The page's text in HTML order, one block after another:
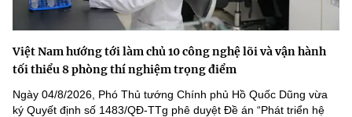
Việt Nam hướng tới làm chủ 10 công nghệ lõi và vận hành
tối thiểu 8 phòng thí nghiệm trọng điểm
Ngày 04/8/2026, Phó Thủ tướng Chính phủ Hồ Quốc Dũng vừa
ký Quyết định số 1483/QĐ-TTg phê duyệt Đề án “Phát triển hệ